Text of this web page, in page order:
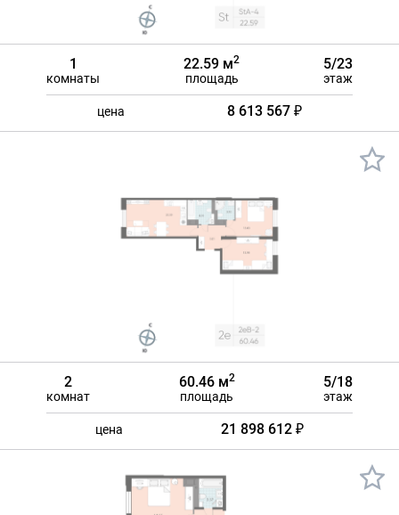
1
комнаты
22.59 м2
площадь
5/23
этаж
цена 8 613 567 ₽
2
комнат
60.46 м2
площадь
5/18
этаж
цена 21 898 612 ₽